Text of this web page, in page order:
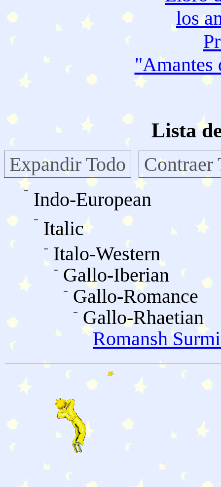
"Amantes
Lista
Expandir Todo
Contraer
Indo-European
Italic
Italo-Western
Gallo-Iberian
Gallo-Romance
Gallo-Rhaetian
Romansh